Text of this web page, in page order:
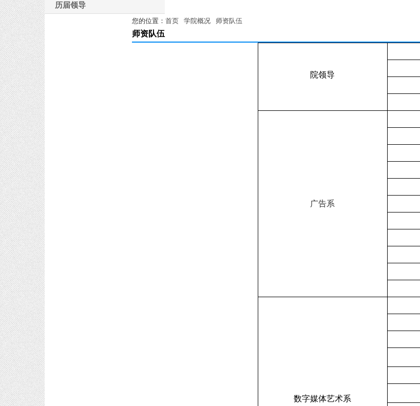
历届领导
您的位置： 首页 学院概况 师资队伍
师资队伍
院领导
广告系
数字媒体艺术系